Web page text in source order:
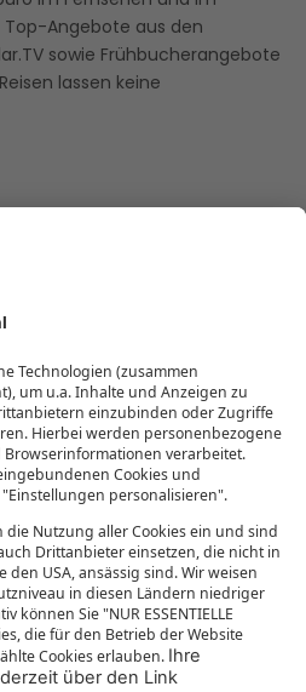
Top-Angebote aus den
sowie Frühbucherangebote
lassen keine